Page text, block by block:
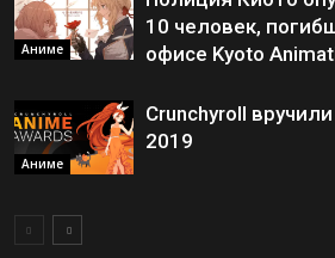
Аниме
10 человек,
офисе Kyoto
Аниме
Crunchyroll
2019